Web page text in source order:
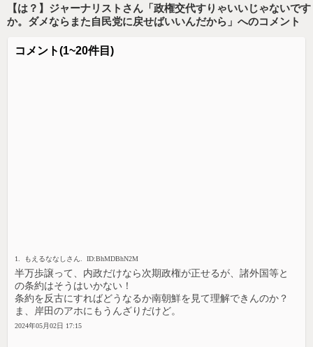
【は？】ジャーナリストさん「政権交代すりゃいいじゃないです
か。ダメならまた自民党に戻せばいいんだから」 へのコメント
コメント(1~20件目)
1. もえるななしさん. ID:BhMDBhN2M
半万歩譲って、内政だけなら次期政権が正せるが、諸外国等と
の条約はそうはいかない！
条約を反古にすればどうなるか南朝鮮を見て理解できんのか？
ま、岸田のアホにもうんざりだけど。
2024年05月02日 17:15